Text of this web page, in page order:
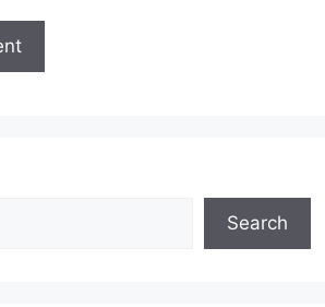
Search